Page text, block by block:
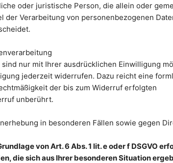
oder juristische Person, die allein oder
der Verarbeitung von personenbezogenen
nur mit Ihrer ausdrücklichen Einwilligung
jederzeit widerrufen. Dazu reicht eine
der bis zum Widerruf erfolgten
unberührt.
in besonderen Fällen sowie gegen
von Art. 6 Abs. 1 lit. e oder f DSGVO
die sich aus Ihrer besonderen Situation